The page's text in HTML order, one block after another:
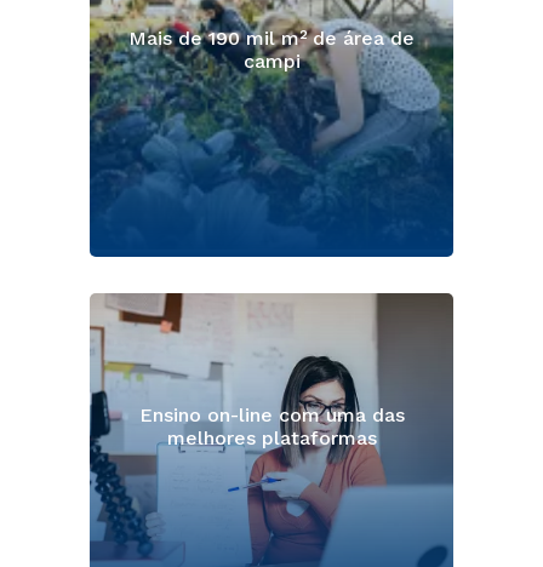
Mais de 190 mil m² de área de
campi
Ensino on-line com uma das
melhores plataformas